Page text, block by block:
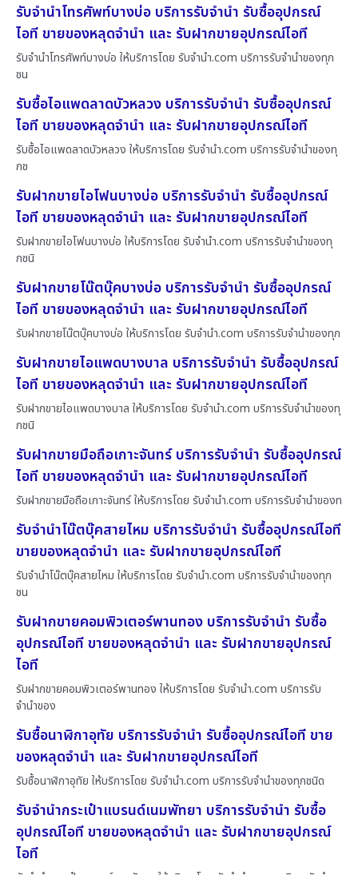
รับจำนำโทรศัพท์บางบ่อ บริการรับจำนำ รับซื้ออุปกรณ์
ไอที ขายของหลุดจำนำ และ รับฝากขายอุปกรณ์ไอที
รับจำนำโทรศัพท์บางบ่อ ให้บริการโดย รับจํานํา.com บริการรับจำนำของทุก
ชน
รับซื้อไอแพดลาดบัวหลวง บริการรับจำนำ รับซื้ออุปกรณ์
ไอที ขายของหลุดจำนำ และ รับฝากขายอุปกรณ์ไอที
รับซื้อไอแพดลาดบัวหลวง ให้บริการโดย รับจํานํา.com บริการรับจำนำของทุ
กช
รับฝากขายไอโฟนบางบ่อ บริการรับจำนำ รับซื้ออุปกรณ์
ไอที ขายของหลุดจำนำ และ รับฝากขายอุปกรณ์ไอที
รับฝากขายไอโฟนบางบ่อ ให้บริการโดย รับจํานํา.com บริการรับจำนำของทุ
กชนิ
รับฝากขายโน๊ตบุ๊คบางบ่อ บริการรับจำนำ รับซื้ออุปกรณ์
ไอที ขายของหลุดจำนำ และ รับฝากขายอุปกรณ์ไอที
รับฝากขายโน๊ตบุ๊คบางบ่อ ให้บริการโดย รับจํานํา.com บริการรับจำนำของทุก
รับฝากขายไอแพดบางบาล บริการรับจำนำ รับซื้ออุปกรณ์
ไอที ขายของหลุดจำนำ และ รับฝากขายอุปกรณ์ไอที
รับฝากขายไอแพดบางบาล ให้บริการโดย รับจํานํา.com บริการรับจำนำของทุ
กชนิ
รับฝากขายมือถือเกาะจันทร์ บริการรับจำนำ รับซื้ออุปกรณ์
ไอที ขายของหลุดจำนำ และ รับฝากขายอุปกรณ์ไอที
รับฝากขายมือถือเกาะจันทร์ ให้บริการโดย รับจํานํา.com บริการรับจำนำของท
รับจำนำโน๊ตบุ๊คสายไหม บริการรับจำนำ รับซื้ออุปกรณ์ไอที
ขายของหลุดจำนำ และ รับฝากขายอุปกรณ์ไอที
รับจำนำโน๊ตบุ๊คสายไหม ให้บริการโดย รับจํานํา.com บริการรับจำนำของทุก
ชน
รับฝากขายคอมพิวเตอร์พานทอง บริการรับจำนำ รับซื้อ
อุปกรณ์ไอที ขายของหลุดจำนำ และ รับฝากขายอุปกรณ์
ไอที
รับฝากขายคอมพิวเตอร์พานทอง ให้บริการโดย รับจํานํา.com บริการรับ
จำนำของ
รับซื้อนาฬิกาอุทัย บริการรับจำนำ รับซื้ออุปกรณ์ไอที ขาย
ของหลุดจำนำ และ รับฝากขายอุปกรณ์ไอที
รับซื้อนาฬิกาอุทัย ให้บริการโดย รับจํานํา.com บริการรับจำนำของทุกชนิด
รับจำนำกระเป๋าแบรนด์เนมพัทยา บริการรับจำนำ รับซื้อ
อุปกรณ์ไอที ขายของหลุดจำนำ และ รับฝากขายอุปกรณ์
ไอที